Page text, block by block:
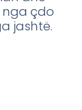
nga çdo
jashtë.